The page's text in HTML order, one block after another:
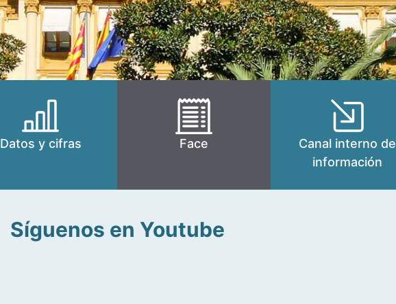
Datos y cifras Face
Canal interno de
información
Síguenos en Youtube